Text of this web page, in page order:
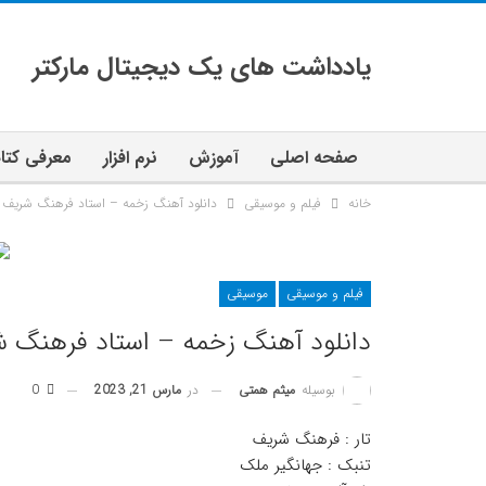
یادداشت های یک دیجیتال مارکتر
صفحه اصلی آموزش نرم افزار معرفی
خانه فیلم و موسیقی دانلود آهنگ زخمه – استاد فرهنگ شریف
فیلم و موسیقی موسیقی
دانلود آهنگ زخمه – استاد
بوسیله میثم همتی در مارس 21, 2023
تار : فرهنگ شریف
تنبک : جهانگیر ملک